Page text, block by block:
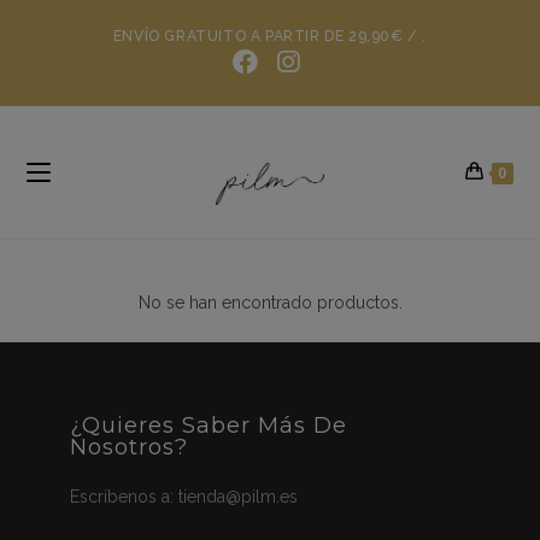
ENVÍO GRATUITO A PARTIR DE 29,90€ / .
0
No se han encontrado productos.
¿Quieres Saber Más De
Nosotros?
Escríbenos a:tienda@pilm.es